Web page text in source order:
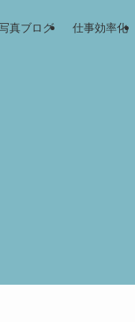
真ブログ 仕事効率化